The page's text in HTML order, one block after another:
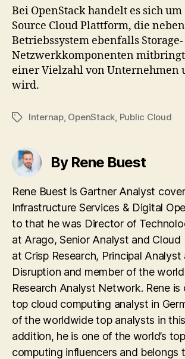
Bei OpenStack handelt es sich
Source Cloud Plattform, die
Betriebssystem ebenfalls
Netzwerkkomponenten
einer Vielzahl von Unternehmen
wird.
TagsInternap, OpenStack, Public Cloud
By Rene Buest
Rene Buest is Gartner Analyst
Infrastructure Services & Digital
to that he was Director of
at Arago, Senior Analyst and Cloud
at Crisp Research, Principal
Disruption and member of the
Research Analyst Network. Rene is
top cloud computing analyst in
of the worldwide top analysts in
addition, he is one of the world’s
computing influencers and belongs